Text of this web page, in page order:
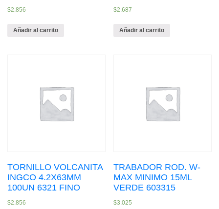
$2.856
Añadir al carrito
$2.687
Añadir al carrito
TORNILLO VOLCANITA
INGCO 4.2X63MM
100UN 6321 FINO
$2.856
TRABADOR ROD. W-
MAX MINIMO 15ML
VERDE 603315
$3.025